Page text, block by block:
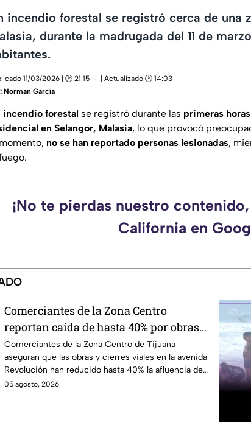
incendio forestal se registró cerca de una
durante la madrugada del 11 de
11/03/2026 | 🕑 21:15
| Actualizado 🕑 14:03
Norman García
incendio forestal se registró durante las primeras
en Selangor, Malasia, lo que provocó
no se han reportado personas lesionadas,
¡No te pierdas nuestro
California en
Comerciantes de la Zona Centro
reportan caída de hasta 40% por obras
en avenida Revolución
Comerciantes de la Zona Centro de Tijuana
aseguran que las obras y cierres viales en la avenida
Revolución han reducido hasta 40% la afluencia de
clientes.
05 agosto, 2026